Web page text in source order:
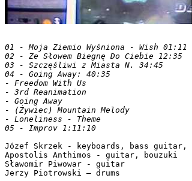
01 - Moja Ziemio Wyśniona - Wish 01:11
02 - Ze Słowem Biegnę Do Ciebie 12:35
03 - Szczęśliwi z Miasta N. 34:45
04 - Going Away: 40:35
- Freedom With Us
- 3rd Reanimation
- Going Away
- (Żywiec) Mountain Melody
- Loneliness - Theme
Józef Skrzek - keyboards, bass guitar,
Apostolis Anthimos - guitar, bouzuki
Sławomir Piwowar - guitar